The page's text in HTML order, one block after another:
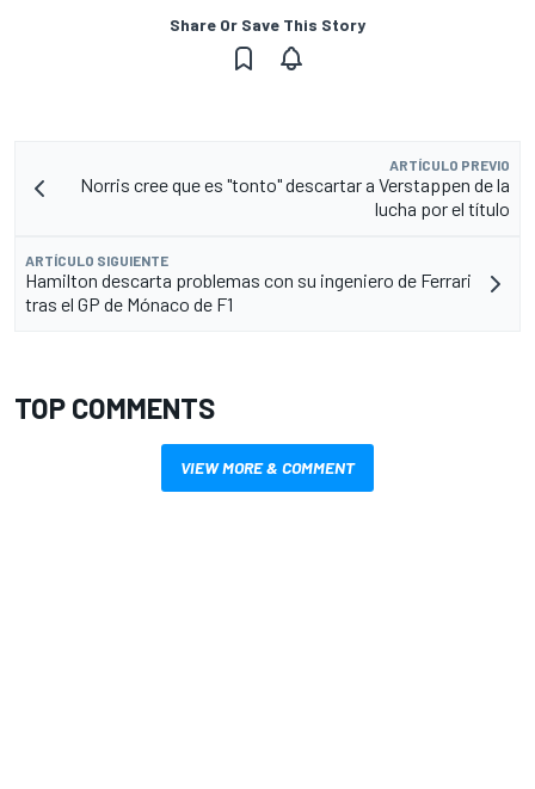
Share Or Save This Story
ARTÍCULO PREVIO
Norris cree que es "tonto" descartar a Verstappen de la
lucha por el título
ARTÍCULO SIGUIENTE
Hamilton descarta problemas con su ingeniero de Ferrari
tras el GP de Mónaco de F1
TOP COMMENTS
VIEW MORE & COMMENT